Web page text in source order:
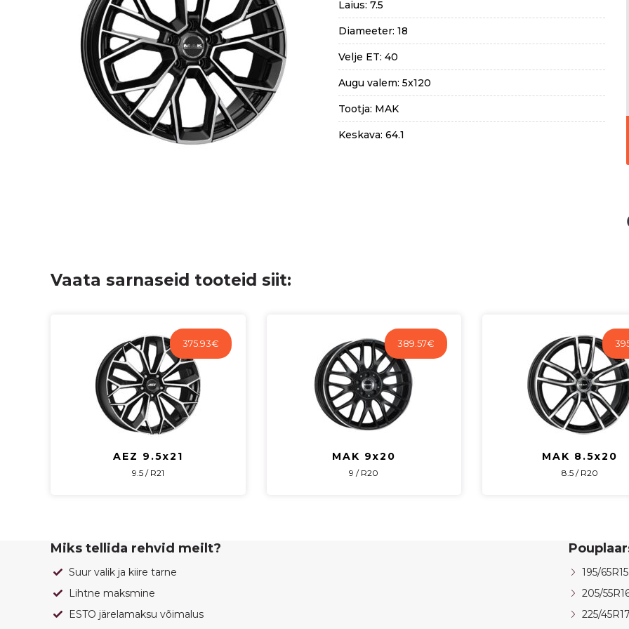
Laius: 7.5
Diameeter: 18
Velje ET: 40
Augu valem: 5x120
Tootja: MAK
Keskava: 64.1
Vaata sarnaseid tooteid siit:
375.93€
AEZ 9.5x21
9.5 / R21
389.57€
MAK 9x20
9 / R20
MAK 8.5x20
8.5 / R20
Miks tellida rehvid meilt?
Suur valik ja kiire tarne
Lihtne maksmine
ESTO järelamaksu võimalus
195/65R15
205/
225/45R17